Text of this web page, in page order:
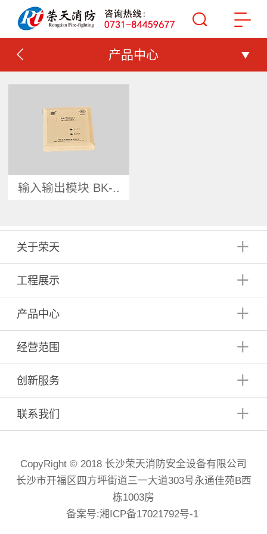
产品中心
输入输出模块 BK-..
关于荣天
工程展示
产品中心
经营范围
创新服务
联系我们
CopyRight © 2018 长沙荣天消防安全设备有限公司
长沙市开福区四方坪街道三一大道303号永通佳苑B西
栋1003房
备案号:湘ICP备17021792号-1